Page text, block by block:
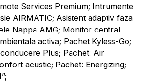
Services Premium; Intrumente
AIRMATIC; Asistent adaptiv faza
Nappa AMG; Monitor central
activa; Pachet Kyless-Go;
Plus; Pachet: Air
acustic; Pachet: Energizing;